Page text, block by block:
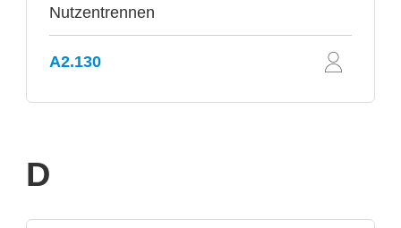
Nutzentrennen
A2.130
D